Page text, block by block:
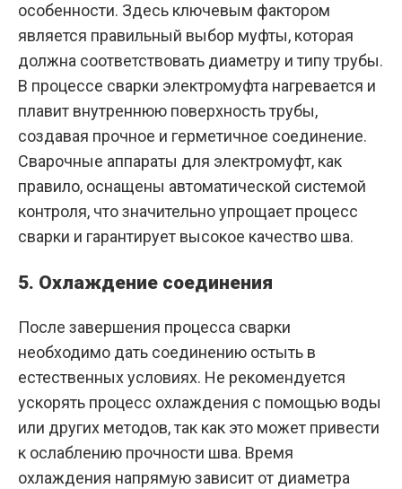
особенности. Здесь ключевым фактором
является правильный выбор муфты, которая
должна соответствовать диаметру и типу трубы.
В процессе сварки электромуфта нагревается и
плавит внутреннюю поверхность трубы,
создавая прочное и герметичное соединение.
Сварочные аппараты для электромуфт, как
правило, оснащены автоматической системой
контроля, что значительно упрощает процесс
сварки и гарантирует высокое качество шва.
5. Охлаждение соединения
После завершения процесса сварки
необходимо дать соединению остыть в
естественных условиях. Не рекомендуется
ускорять процесс охлаждения с помощью воды
или других методов, так как это может привести
к ослаблению прочности шва. Время
охлаждения напрямую зависит от диаметра